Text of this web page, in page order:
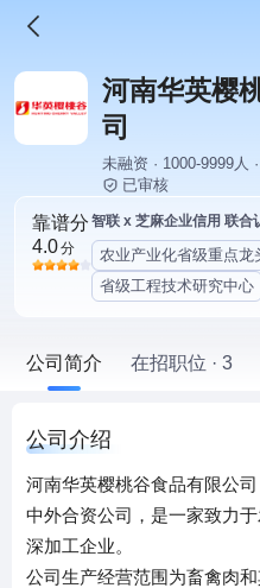
河南华英樱
司
未融资 · 1000-9999人
已审核
靠谱分
4.0分
智联 x 芝麻企业信用 联合
农业产业化省级重点龙
省级工程技术研究中心
公司简介 在招职位 · 3
公司介绍
河南华英樱桃谷食品有限公
中外合资公司，是一家致力
深加工企业。
公司生产经营范围为畜禽肉